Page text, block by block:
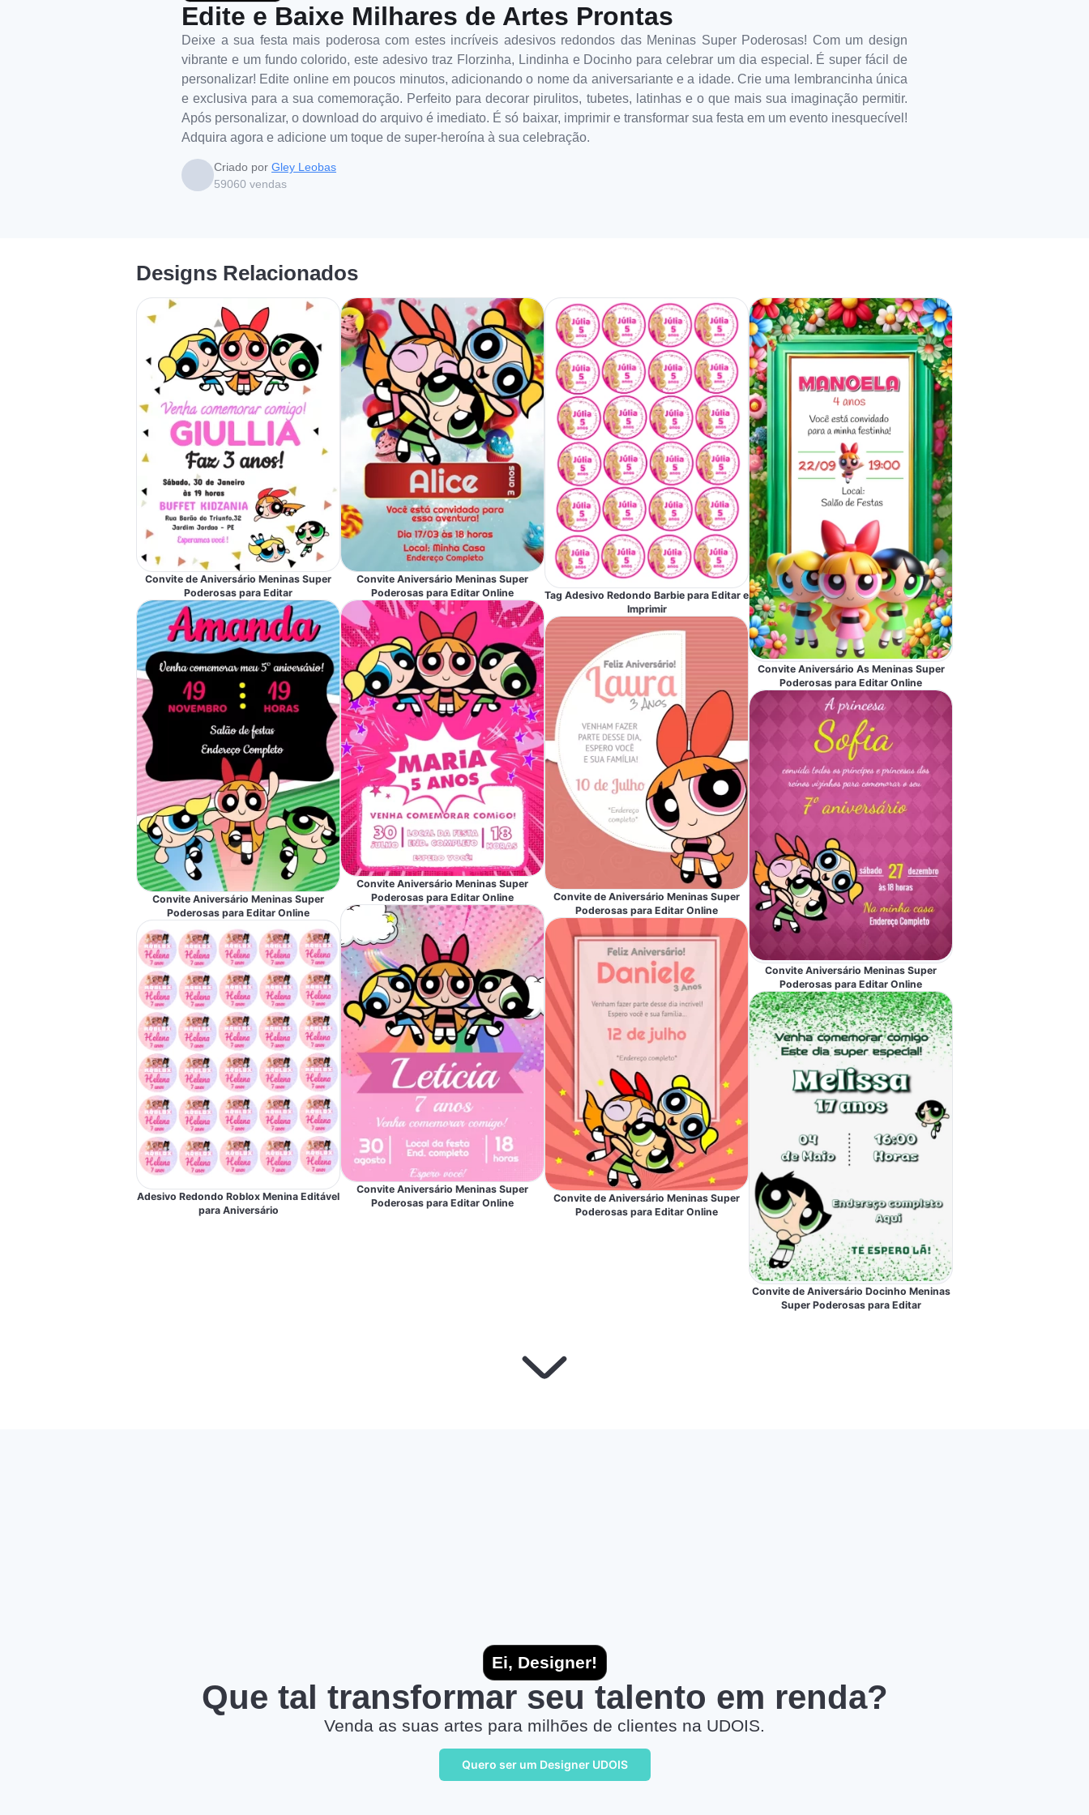
Edite e Baixe Milhares de Artes Prontas
Deixe a sua festa mais poderosa com estes incríveis adesivos redondos das Meninas Super Poderosas! Com um design
vibrante e um fundo colorido, este adesivo traz Florzinha, Lindinha e Docinho para celebrar um dia especial. É super fácil de
personalizar! Edite online em poucos minutos, adicionando o nome da aniversariante e a idade. Crie uma lembrancinha única
e exclusiva para a sua comemoração. Perfeito para decorar pirulitos, tubetes, latinhas e o que mais sua imaginação permitir.
Após personalizar, o download do arquivo é imediato. É só baixar, imprimir e transformar sua festa em um evento inesquecível!
Adquira agora e adicione um toque de super-heroína à sua celebração.
Criado por Gley Leobas
59060 vendas
Designs Relacionados
Convite de Aniversário Meninas Super
Poderosas para Editar
Convite Aniversário Meninas Super
Poderosas para Editar Online
Adesivo Redondo Roblox Menina Editável
para Aniversário
Convite Aniversário Meninas Super
Poderosas para Editar Online
Convite Aniversário Meninas Super
Poderosas para Editar Online
Convite Aniversário Meninas Super
Poderosas para Editar Online
Tag Adesivo Redondo Barbie para Editar e
Imprimir
Convite de Aniversário Meninas Super
Poderosas para Editar Online
Convite de Aniversário Meninas Super
Poderosas para Editar Online
Convite Aniversário As Meninas Super
Poderosas para Editar Online
Convite Aniversário Meninas Super
Poderosas para Editar Online
Convite de Aniversário Docinho Meninas
Super Poderosas para Editar
Ei, Designer!
Que tal transformar seu talento em renda?
Venda as suas artes para milhões de clientes na UDOIS.
Quero ser um Designer UDOIS